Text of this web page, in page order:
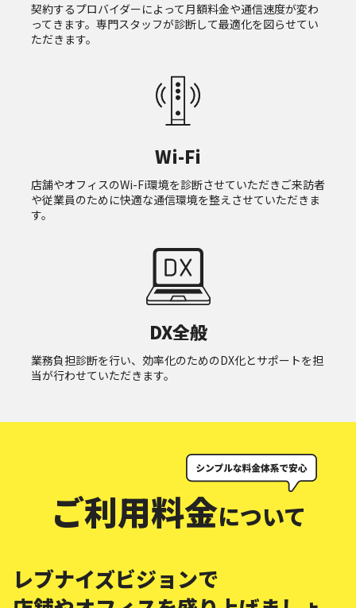
契約するプロバイダーによって月額料金や通信速度が変わ
ってきます。専門スタッフが診断して最適化を図らせてい
ただきます。
Wi-Fi
店舗やオフィスのWi-Fi環境を診断させていただきご来訪者
や従業員のために快適な通信環境を整えさせていただきま
す。
DX全般
業務負担診断を行い、効率化のためのDX化とサポートを担
当が行わせていただきます。
ご利用料金について
レブナイズビジョンで